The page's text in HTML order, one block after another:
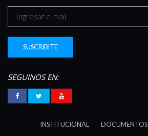
SEGUINOS EN:
INSTITUCIONAL DOCUMENTOS